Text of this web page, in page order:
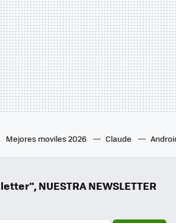
Mejores moviles 2026 Claude
NUESTRA NEWSLETTER